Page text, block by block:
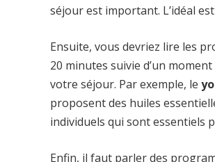
séjour est important. L’idéal
Ensuite, vous devriez lire les
20 minutes suivie d’un
votre séjour. Par exemple, le
proposent des huiles
individuels qui sont essentiels
Enfin, il faut parler des